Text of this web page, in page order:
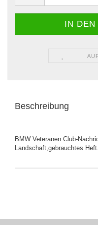
Beschreibung
BMW Veteranen Club-
Landschaft,gebrauchtes Heft.